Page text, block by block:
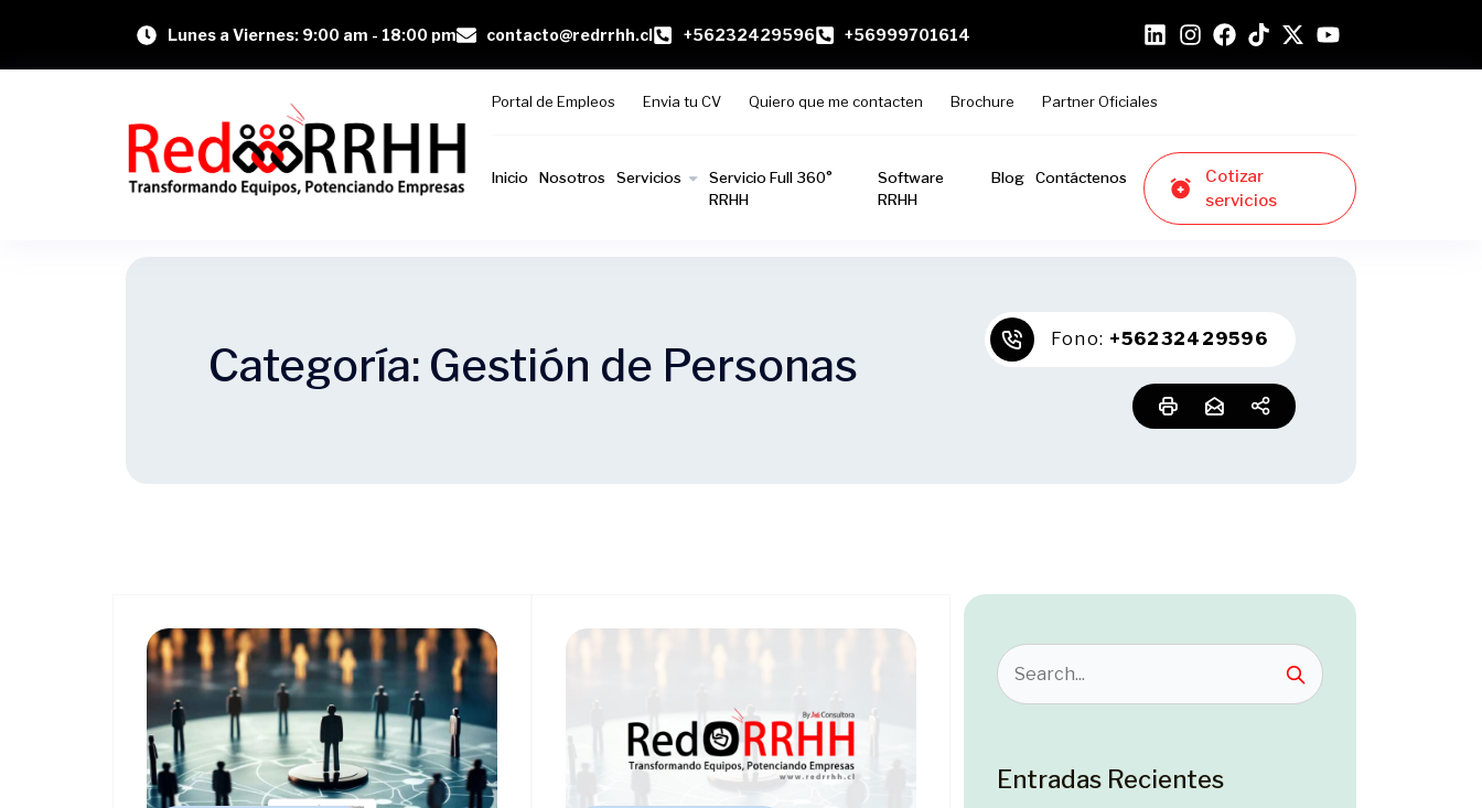
Lunes a Viernes: 9:00 am - 18:00 pm contacto@redrrhh.cl +56232429596 +56999701614
Portal de Empleos Envia tu CV Quiero que me contacten Brochure Partner Oficiales
Inicio Nosotros Servicios
Servicio Full 360°
RRHH
Software
RRHH
Blog Contáctenos
Cotizar
servicios
Categoría: Gestión de Personas Fono: +56232429596
Entradas Recientes